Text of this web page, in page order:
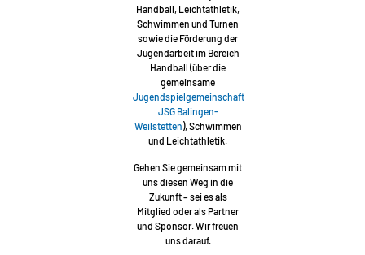
Handball, Leichtathletik,
Schwimmen und Turnen
sowie die Förderung der
Jugendarbeit im Bereich
Handball (über die
gemeinsame
Jugendspielgemeinschaft
JSG Balingen-
Weilstetten), Schwimmen
und Leichtathletik.
Gehen Sie gemeinsam mit
uns diesen Weg in die
Zukunft – sei es als
Mitglied oder als Partner
und Sponsor. Wir freuen
uns darauf.